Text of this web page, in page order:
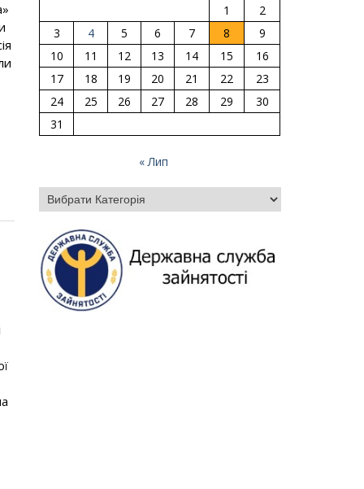
1
2
3
4 5 6 7 8
9
10
11 12 13 14 15
16
17
18 19 20 21 22
23
24
25 26 27 28 29
30
31
« Лип
Категорії